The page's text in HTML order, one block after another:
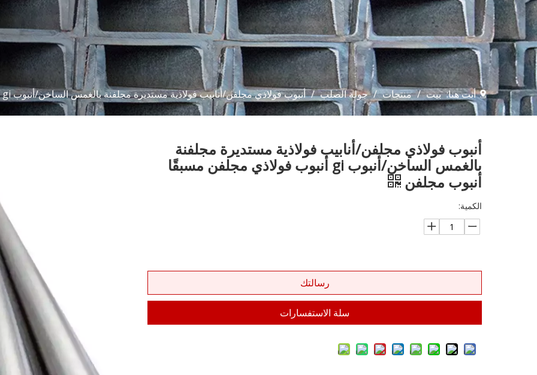
أنت هنا: بيت / منتجات / جولة الصلب / أنبوب فولاذي مجلفن/أنابيب فولاذية مستديرة مجلفنة بالغمس الساخن/أنبوب gi أنبوب فولاذي مجلفن مسبقًا أنبوب مجلفن
أنبوب فولاذي مجلفن/أنابيب فولاذية مستديرة مجلفنة
بالغمس الساخن/أنبوب gi أنبوب فولاذي مجلفن مسبقًا
أنبوب مجلفن
الكمية:
رسالتك
سلة الاستفسارات